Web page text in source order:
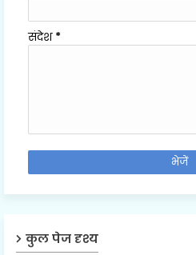
संदेश *
कुल पेज दृश्य